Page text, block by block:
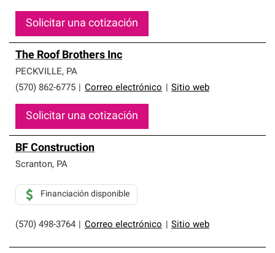
Solicitar una cotización
The Roof Brothers Inc
PECKVILLE, PA
(570) 862-6775
Correo electrónico Sitio web
Solicitar una cotización
BF Construction
Scranton, PA
(570) 498-3764 Correo electrónico Sitio web
Financiación disponible